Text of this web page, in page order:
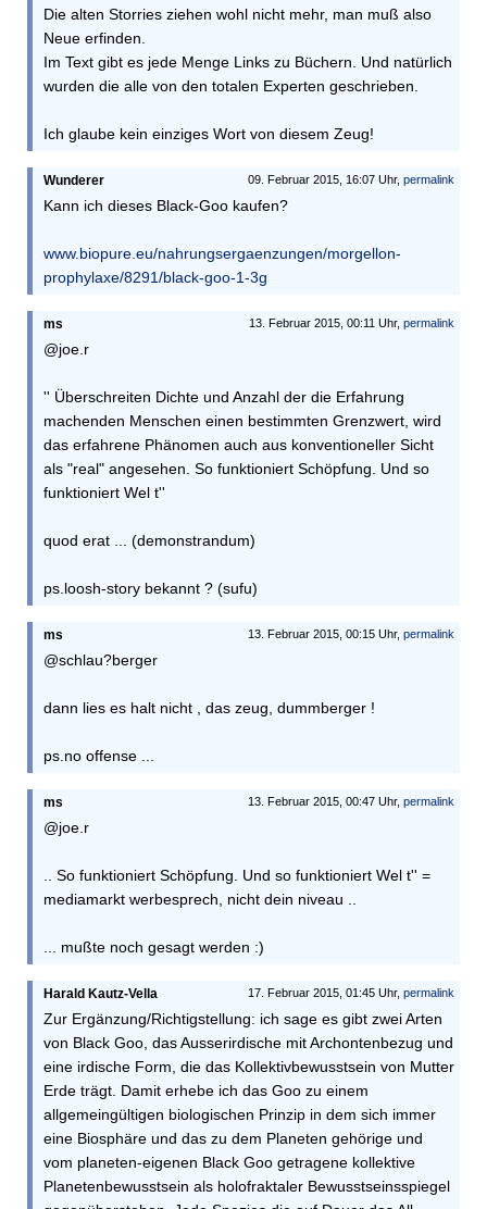
Die alten Storries ziehen wohl nicht mehr, man muß also
Neue erfinden.
Im Text gibt es jede Menge Links zu Büchern. Und natürlich
wurden die alle von den totalen Experten geschrieben.
Ich glaube kein einziges Wort von diesem Zeug!
09. Februar 2015, 16:07 Uhr, permalink
Wunderer
Kann ich dieses Black-Goo kaufen?
www.biopure.eu/nahrungsergaenzungen/morgellon-
prophylaxe/8291/black-goo-1-3g
13. Februar 2015, 00:11 Uhr, permalink
ms
@joe.r
'' Überschreiten Dichte und Anzahl der die Erfahrung
machenden Menschen einen bestimmten Grenzwert, wird
das erfahrene Phänomen auch aus konventioneller Sicht
als "real" angesehen. So funktioniert Schöpfung. Und so
funktioniert Wel t''
quod erat ... (demonstrandum)
ps.loosh-story bekannt ? (sufu)
13. Februar 2015, 00:15 Uhr, permalink
ms
@schlau?berger
dann lies es halt nicht , das zeug, dummberger !
ps.no offense ...
13. Februar 2015, 00:47 Uhr, permalink
ms
@joe.r
.. So funktioniert Schöpfung. Und so funktioniert Wel t'' =
mediamarkt werbesprech, nicht dein niveau ..
... mußte noch gesagt werden :)
17. Februar 2015, 01:45 Uhr, permalink
Harald Kautz-Vella
Zur Ergänzung/Richtigstellung: ich sage es gibt zwei Arten
von Black Goo, das Ausserirdische mit Archontenbezug und
eine irdische Form, die das Kollektivbewusstsein von Mutter
Erde trägt. Damit erhebe ich das Goo zu einem
allgemeingültigen biologischen Prinzip in dem sich immer
eine Biosphäre und das zu dem Planeten gehörige und
vom planeten-eigenen Black Goo getragene kollektive
Planetenbewusstsein als holofraktaler Bewusstseinsspiegel